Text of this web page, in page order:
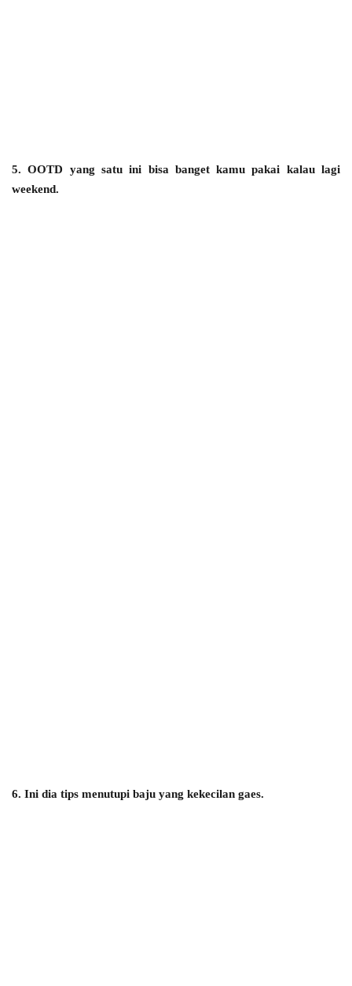
5. OOTD yang satu ini bisa banget kamu pakai kalau lagi
weekend.
6. Ini dia tips menutupi baju yang kekecilan gaes.